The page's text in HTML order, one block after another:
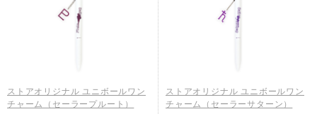
ストアオリジナル ユニボールワン
チャーム（セーラープルート）
ストアオリジナル ユニボールワン
チャーム（セーラーサターン）